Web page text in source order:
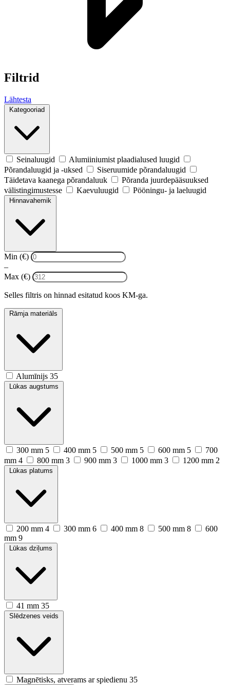
Filtrid
Lähtesta
Kategooriad
Seinaluugid
Alumiiniumist plaadialused luugid
Põrandaluugid ja -uksed
Siseruumide põrandaluugid
Täidetava kaanega põrandaluuk
Põranda juurdepääsuuksed
välistingimustesse
Kaevuluugid Pööningu- ja laeluugid
Hinnavahemik
Min (€)
–
Max (€)
Selles filtris on hinnad esitatud koos KM-ga.
Rāmja materiāls
Alumīnijs 35
Lūkas augstums
300 mm 5 400 mm 5 500 mm 5 600 mm 5
700
mm 4 800 mm 3 900 mm 3 1000 mm 3 1200 mm 2
Lūkas platums
200 mm 4 300 mm 6 400 mm 8 500 mm 8
600
mm 9
Lūkas dziļums
41 mm 35
Slēdzenes veids
Magnētisks, atverams ar spiedienu 35